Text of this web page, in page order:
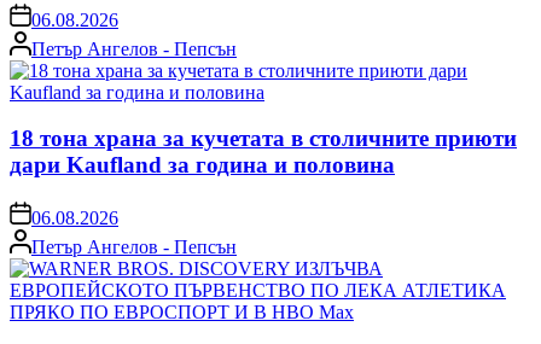
on06.08.2026
Posted
by
Петър Ангелов - Пепсън
18 тона храна за кучетата в столичните приюти
дари Kaufland за година и половина
on06.08.2026
Posted
by
Петър Ангелов - Пепсън